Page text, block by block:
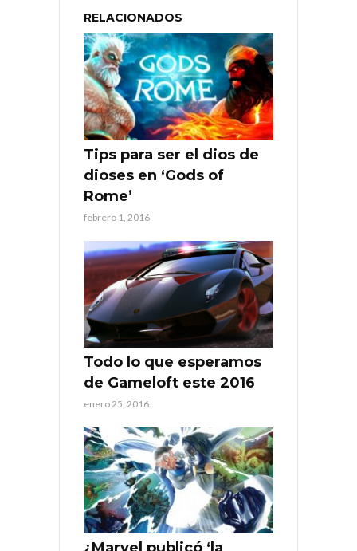
RELACIONADOS
Tips para ser el dios de
dioses en ‘Gods of
Rome’
febrero 1, 2016
Todo lo que esperamos
de Gameloft este 2016
enero 25, 2016